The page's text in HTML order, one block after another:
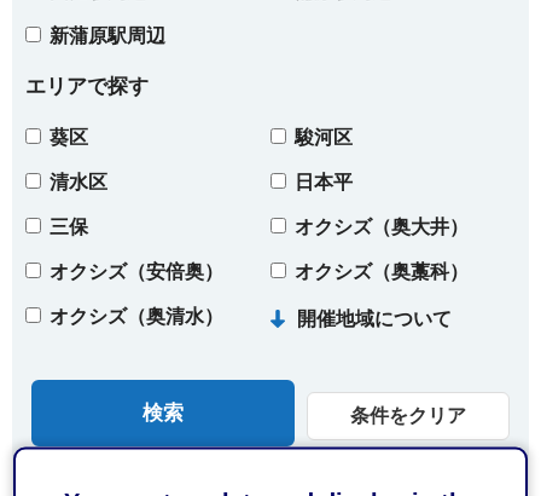
新蒲原駅周辺
エリアで探す
葵区 駿河区
清水区 日本平
三保 オクシズ（奥大井）
オクシズ（安倍奥） オクシズ（奥藁科）
オクシズ（奥清水） 開催地域について
条件をクリア